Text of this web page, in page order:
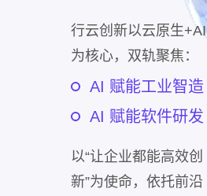
行云创新以云原生+AI
为核心，双轨聚焦：
AI 赋能工业智造
AI 赋能软件研发
以“让企业都能高效创
新”为使命，依托前沿